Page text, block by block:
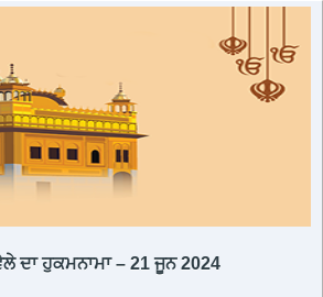
ਦਾ ਹੁਕਮਨਾਮਾ – 21 ਜੂਨ 2024